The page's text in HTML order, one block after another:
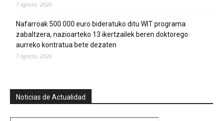
7 agosto, 2026
Nafarroak 500 000 euro bideratuko ditu WIT programa
zabaltzera, nazioarteko 13 ikertzailek beren doktorego
aurreko kontratua bete dezaten
7 agosto, 2026
Noticias de Actualidad